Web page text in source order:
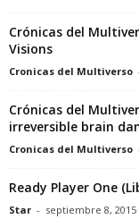
Crónicas del
Visions
Cronicas del Multiverso
Crónicas del
irreversible brain
Cronicas del Multiverso
Ready Player One
Star - septiembre 8, 2015